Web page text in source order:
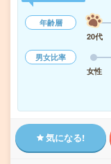
年齢層
20代
男女比率
女性
気になる!